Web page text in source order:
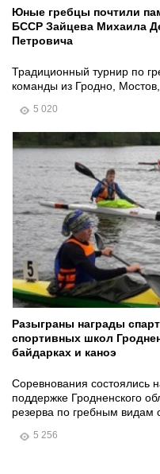
Юные гребцы почтили
БССР Зайцева Михаила
Петровича
Традиционный турнир по
команды из Гродно,
5 020
Разыграны награды
спортивных школ
байдарках и каноэ
Соревнования состоялись
поддержке Гродненского
резерва по гребным видам
5 256